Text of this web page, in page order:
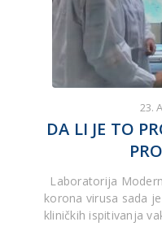
23.
DA LI JE TO
Laboratorija
korona virusa sada
kliničkih ispitivanja